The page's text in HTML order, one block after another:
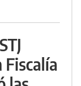
Fiscalía